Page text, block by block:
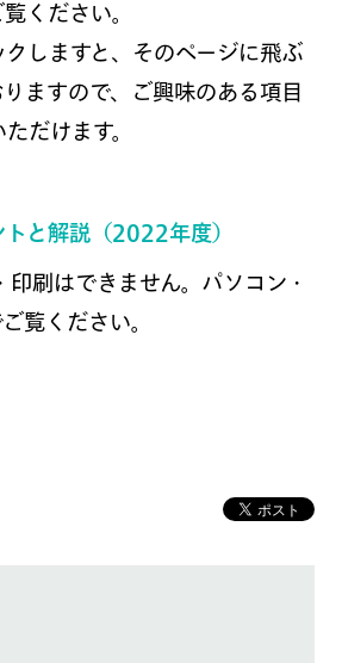
ください。
クしますと、そのページに飛ぶ
ますので、ご興味のある項目
だけます。
と解説（2022年度）
刷はできません。パソコン・
覧ください。